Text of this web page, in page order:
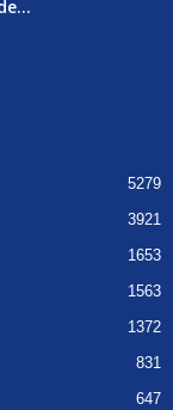
5279
3921
1653
1563
1372
831
647